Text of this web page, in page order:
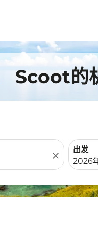
Scoot的
close
出发
fc-
2026